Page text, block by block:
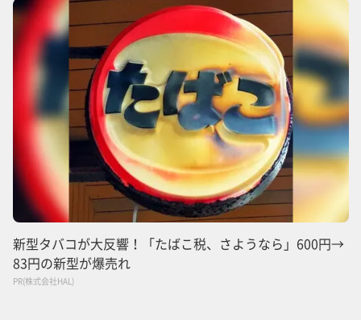
新型タバコが大反響！「たばこ税、さようなら」600円→
83円の新型が爆売れ
PR(株式会社HAL)